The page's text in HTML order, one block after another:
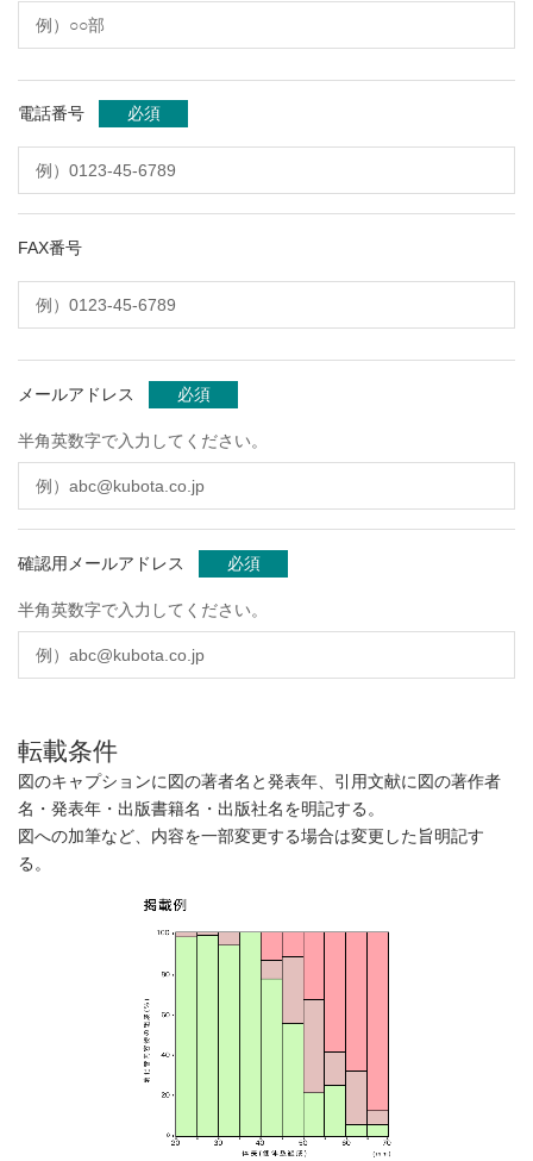
電話番号 必須
FAX番号
メールアドレス 必須
半角英数字で入力してください。
確認用メールアドレス 必須
半角英数字で入力してください。
転載条件
図のキャプションに図の著者名と発表年、引用文献に図の著作者
名・発表年・出版書籍名・出版社名を明記する。
図への加筆など、内容を一部変更する場合は変更した旨明記す
る。